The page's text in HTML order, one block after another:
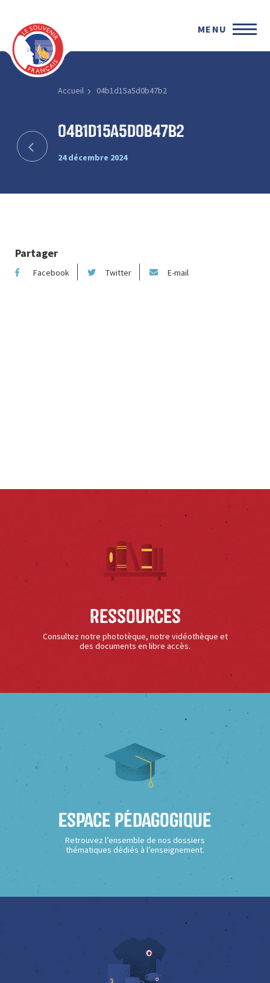
MENU
Accueil 04b1d15a5d0b47b2
04b1d15a5d0b47b2
24 décembre 2024
Partager
Facebook Twitter E-mail
Ressources
Consultez notre phototèque, notre vidéothèque et
des documents en libre accès.
Espace Pédagogique
Retrouvez l’ensemble de nos dossiers
thématiques dédiés à l’enseignement.